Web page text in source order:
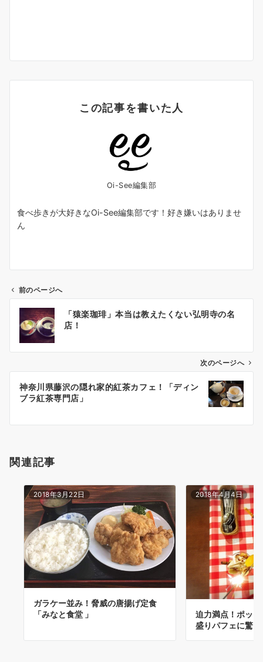
この記事を書いた人
Oi-See編集部
食べ歩きが大好きなOi-See編集部です！好き嫌いはありませ
ん
ビ
ン
前のページへ
「猿楽珈琲」本当は教えたくない弘明寺の名
店！
次のページへ
神奈川県藤沢の隠れ家的紅茶カフェ！「ディン
ブラ紅茶専門店」
関連記事
2018年3月22日
ガラケー並み！脅威の唐揚げ定食
「みなと食堂 」
2018年4月4日
迫力満点！ポッ
盛りパフェに驚